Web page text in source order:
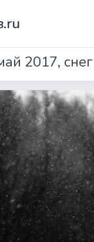
2017, снег